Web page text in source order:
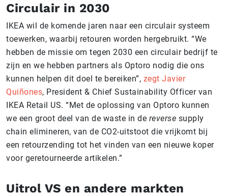
Circulair in 2030
IKEA wil de komende jaren naar een circulair systeem
toewerken, waarbij retouren worden hergebruikt. “We
hebben de missie om tegen 2030 een circulair bedrijf te
zijn en we hebben partners als Optoro nodig die ons
kunnen helpen dit doel te bereiken”, zegt Javier
Quiñones, President & Chief Sustainability Officer van
IKEA Retail US. “Met de oplossing van Optoro kunnen
we een groot deel van de waste in de reverse supply
chain elimineren, van de CO2-uitstoot die vrijkomt bij
een retourzending tot het vinden van een nieuwe koper
voor geretourneerde artikelen.”
Uitrol VS en andere markten